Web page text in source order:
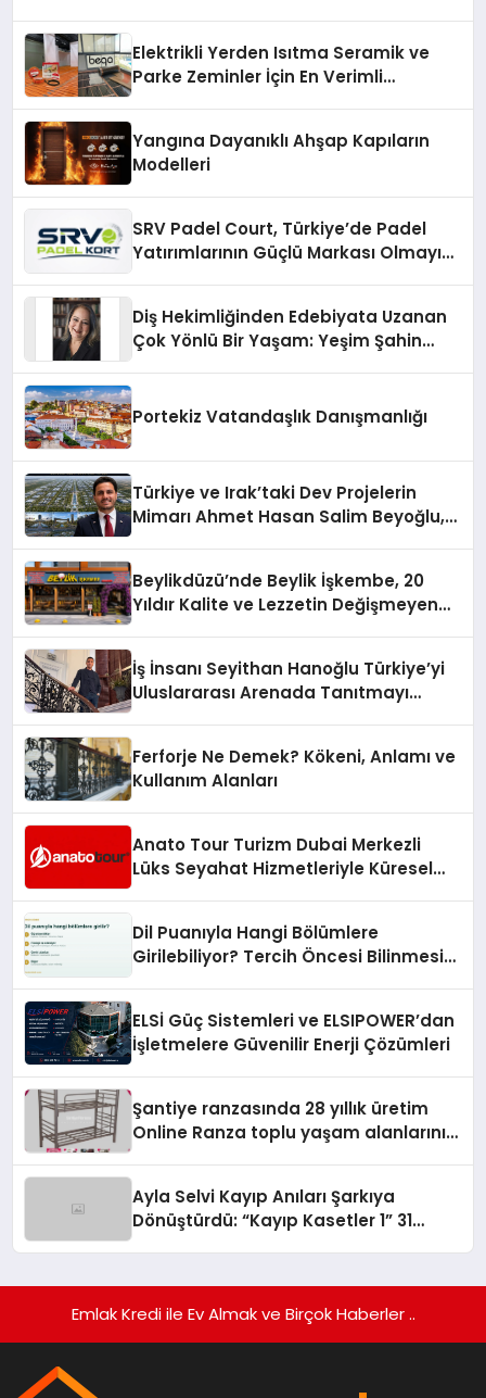
Elektrikli Yerden Isıtma Seramik ve
Parke Zeminler İçin En Verimli
Yangına Dayanıklı Ahşap Kapıların
Modelleri
SRV Padel Court, Türkiye’de Padel
Yatırımlarının Güçlü Markası Olmayı
Diş Hekimliğinden Edebiyata Uzanan
Çok Yönlü Bir Yaşam: Yeşim Şahin
Portekiz Vatandaşlık Danışmanlığı
Türkiye ve Irak’taki Dev Projelerin
Mimarı Ahmet Hasan Salim Beyoğlu,
Hayata Geçirecek
Beylikdüzü’nde Beylik İşkembe, 20
Yıldır Kalite ve Lezzetin Değişmeyen
İş İnsanı Seyithan Hanoğlu Türkiye’yi
Uluslararası Arenada Tanıtmayı
Ferforje Ne Demek? Kökeni, Anlamı ve
Kullanım Alanları
Anato Tour Turizm Dubai Merkezli
Lüks Seyahat Hizmetleriyle Küresel
Dil Puanıyla Hangi Bölümlere
Girilebiliyor? Tercih Öncesi Bilinmesi
ELSİ Güç Sistemleri ve ELSIPOWER’dan
İşletmelere Güvenilir Enerji Çözümleri
Şantiye ranzasında 28 yıllık üretim
Online Ranza toplu yaşam alanlarını
Ayla Selvi Kayıp Anıları Şarkıya
Dönüştürdü: “Kayıp Kasetler 1” 31
Emlak Kredi ile Ev Almak ve Birçok Haberler ..